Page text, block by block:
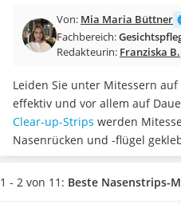
Masturbator
Massagepistole
Reisehaartrockner
Eiweißpulver
Magnesiumpräparat
Katzenklappe
Nackenmassagegerät
Zeckenschutz Katze
Von: Mia Maria Büttner
Fachbereich:
Redakteurin: Franziska B.
Leiden Sie unter Mitessern
effektiv und vor allem auf
Clear-up-Strips werden
Nasenrücken und -flügel
mitsamtMitessern,
Hautunreinheiten entfernt.
1 - 2 von 11: Beste Nasenstrips-